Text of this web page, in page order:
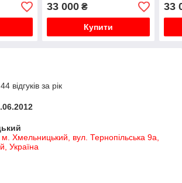
33 000₴
Купити
33
відгуків за рік
Хмельницький, вул. Тернопільська 9а,
Україна